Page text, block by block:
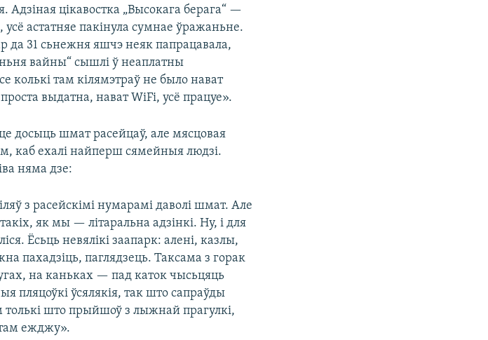
цікавостка „Высокага берага“ —
астатняе пакінула сумнае ўражаньне.
да 31 сьнежня яшчэ неяк папрацавала,
вайны“ сышлі ў неаплатны
колькі там кілямэтраў не было нават
выдатна, нават WiFi, усё працуе».
досыць шмат расейцаў, але мясцовая
каб ехалі найперш сямейныя людзі.
няма дзе:
з расейскімі нумарамі даволі шмат. Але
як мы — літаральна адзінкі. Ну, і для
Ёсьць невялікі заапарк: алені, казлы,
пахадзіць, паглядзець. Таксама з горак
на каньках — пад каток чысьцяць
пляцоўкі ўсялякія, так што сапраўды
што прыйшоў з лыжнай прагулкі,
ежджу».